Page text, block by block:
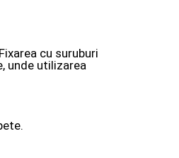
cu suruburi
unde utilizarea